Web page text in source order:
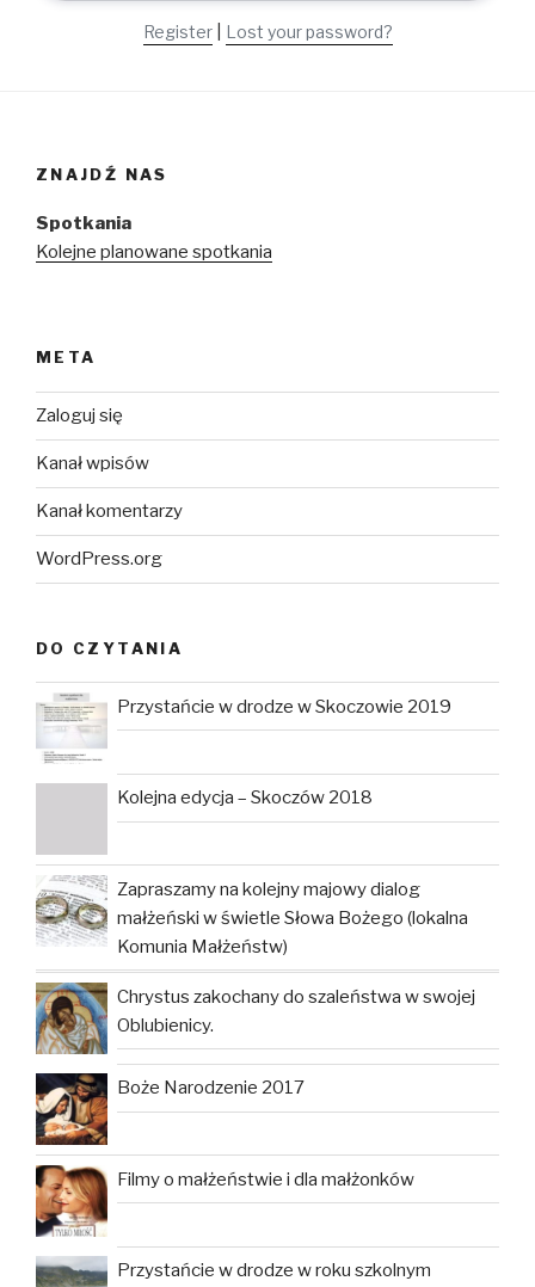
Register| Lost your password?
ZNAJDŹ NAS
Spotkania
Kolejne planowane spotkania
META
Zaloguj się
Kanał wpisów
Kanał komentarzy
WordPress.org
DO CZYTANIA
Przystańcie w drodze w Skoczowie 2019
Kolejna edycja – Skoczów 2018
Zapraszamy na kolejny majowy dialog
małżeński w świetle Słowa Bożego (lokalna
Komunia Małżeństw)
Chrystus zakochany do szaleństwa w swojej
Oblubienicy.
Boże Narodzenie 2017
Filmy o małżeństwie i dla małżonków
Przystańcie w drodze w roku szkolnym